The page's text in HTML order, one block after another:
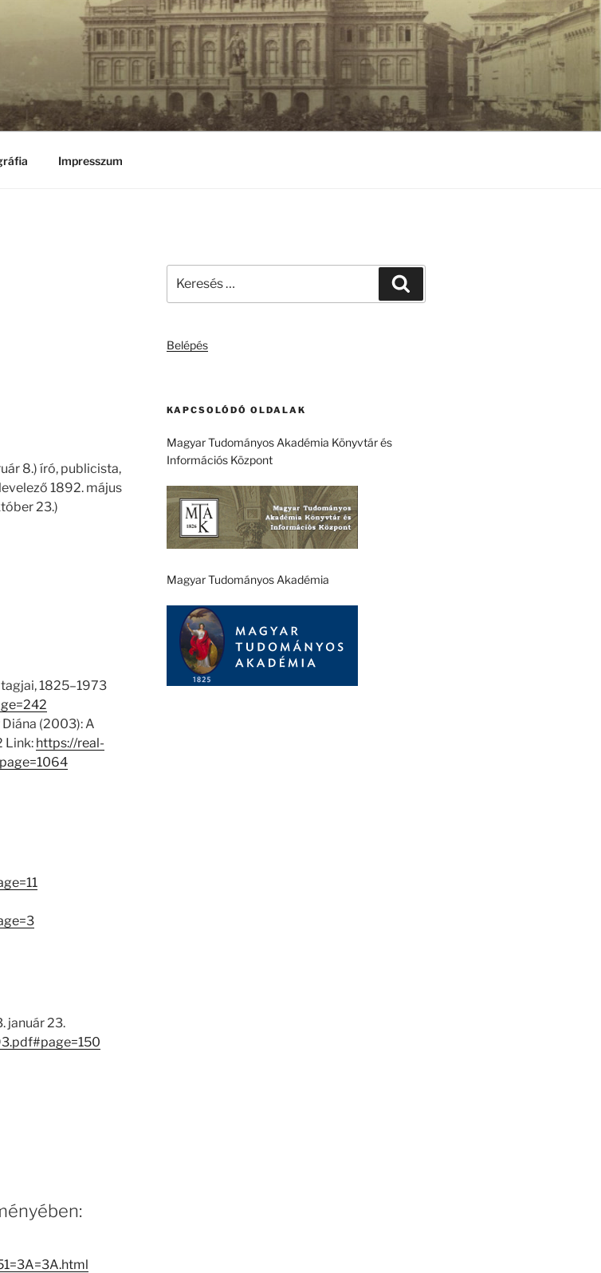
Impresszum
8.) író, publicista,
1892. május
23.)
1825–1973
(2003): A
Link: https://real-
január 23.
következő
Belépés
KAPCSOLÓDÓ OLDALAK
Magyar Tudományos Akadémia Könyvtár és
Információs Központ
Magyar Tudományos Akadémia